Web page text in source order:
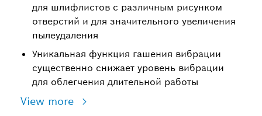
для шлифлистов с различным рисунком
отверстий и для значительного увеличения
пылеудаления
Уникальная функция гашения вибрации
существенно снижает уровень вибрации
для облегчения длительной работы
View more